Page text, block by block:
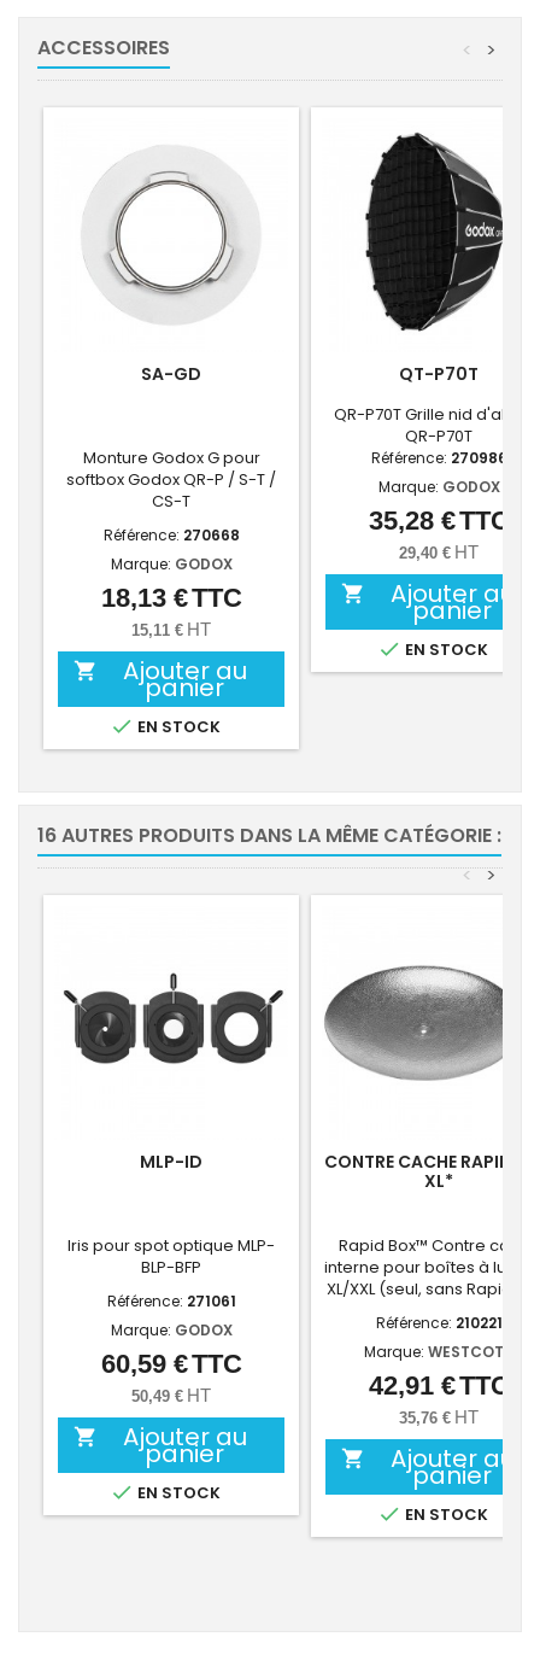
ACCESSOIRES >
<
SA-GD
Monture Godox G pour
softbox Godox QR-P / S-T /
CS-T
Référence: 270668
Marque: GODOX
Prix
18,13 €TTC
15,11 € HT
 Ajouter au
panier
 EN STOCK
QT-P70T
QR-P70T Grille nid
QR-P70T
Référence: 270986
Marque: GODOX
Prix
35,28 €TTC
29,40 € HT
 Ajouter au
panier
 EN STOCK
16 AUTRES PRODUITS DANS LA MÊME CATÉGORIE :
>
<
MLP-ID
Iris pour spot optique MLP-
BLP-BFP
Référence: 271061
Marque: GODOX
Prix
60,59 €TTC
50,49 € HT
 Ajouter au
panier
 EN STOCK
CONTRE CACHE RAPID
XL*
Rapid Box™ Contre cache
interne pour boîtes à
XL/XXL (seul, sans Rapid
Référence: 210221
Marque: WESTCOTT
Prix
42,91 €TTC
35,76 € HT
 Ajouter au
panier
 EN STOCK